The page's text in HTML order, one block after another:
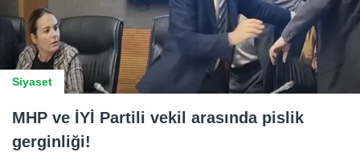
Siyaset
MHP ve İYİ Partili vekil arasında pislik
gerginliği!